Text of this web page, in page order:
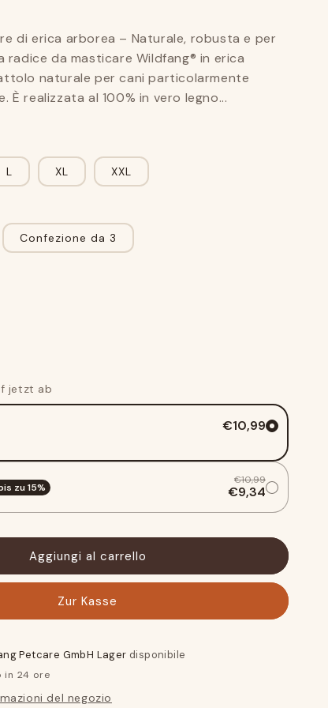
e
di erica arborea – Naturale, robusta e per
radice da masticare Wildfang® in erica
naturale per cani particolarmente
È realizzata al 100% in vero legno...
L XL XXL
Confezione da 3
jetzt ab
€10,99
zu15%
€10,99
€9,34
Aggiungi al carrello
Zur Kasse
Petcare GmbH Lager disponibile
in 24 ore
del negozio